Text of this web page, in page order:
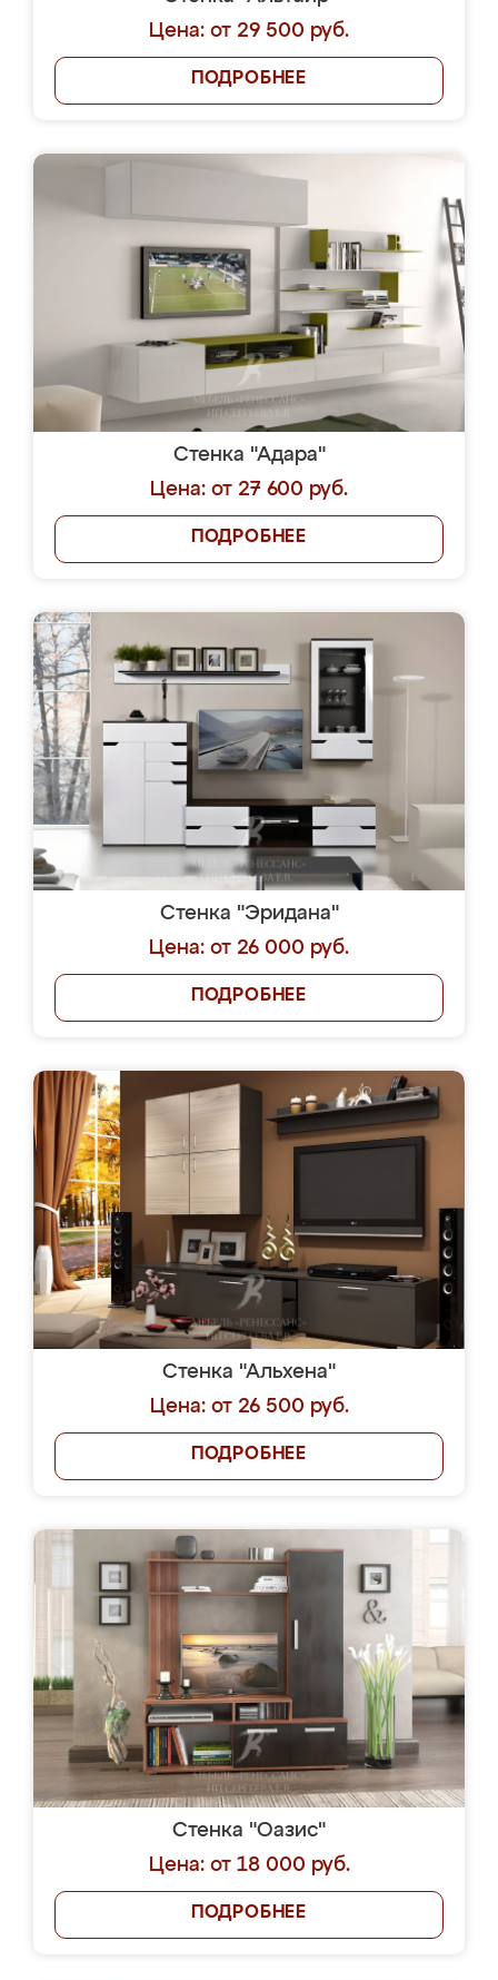
Цена: от 29 500 руб.
ПОДРОБНЕЕ
Стенка "Адара"
Цена: от 27 600 руб.
ПОДРОБНЕЕ
Стенка "Эридана"
Цена: от 26 000 руб.
ПОДРОБНЕЕ
Стенка "Альхена"
Цена: от 26 500 руб.
ПОДРОБНЕЕ
Стенка "Оазис"
Цена: от 18 000 руб.
ПОДРОБНЕЕ